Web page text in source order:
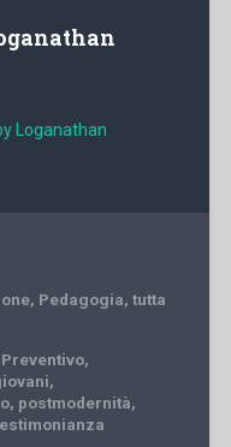
Loganathan
, Pedagogia, tutta
,
,
, postmodernità,